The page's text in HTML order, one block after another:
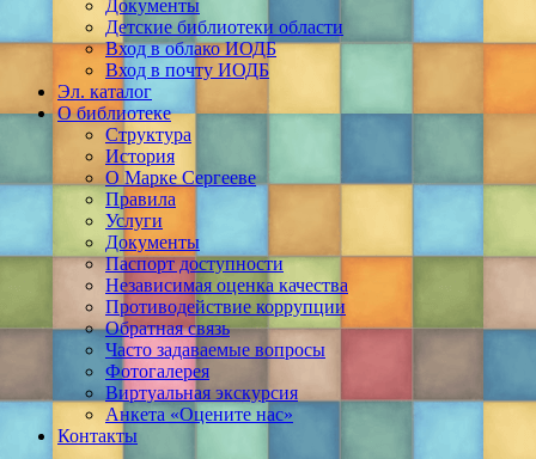
Документы
Детские библиотеки области
Вход в облако ИОДБ
Вход в почту ИОДБ
Эл. каталог
О библиотеке
Структура
История
О Марке Сергееве
Правила
Услуги
Документы
Паспорт доступности
Независимая оценка качества
Противодействие коррупции
Обратная связь
Часто задаваемые вопросы
Фотогалерея
Виртуальная экскурсия
Анкета «Оцените нас»
Контакты